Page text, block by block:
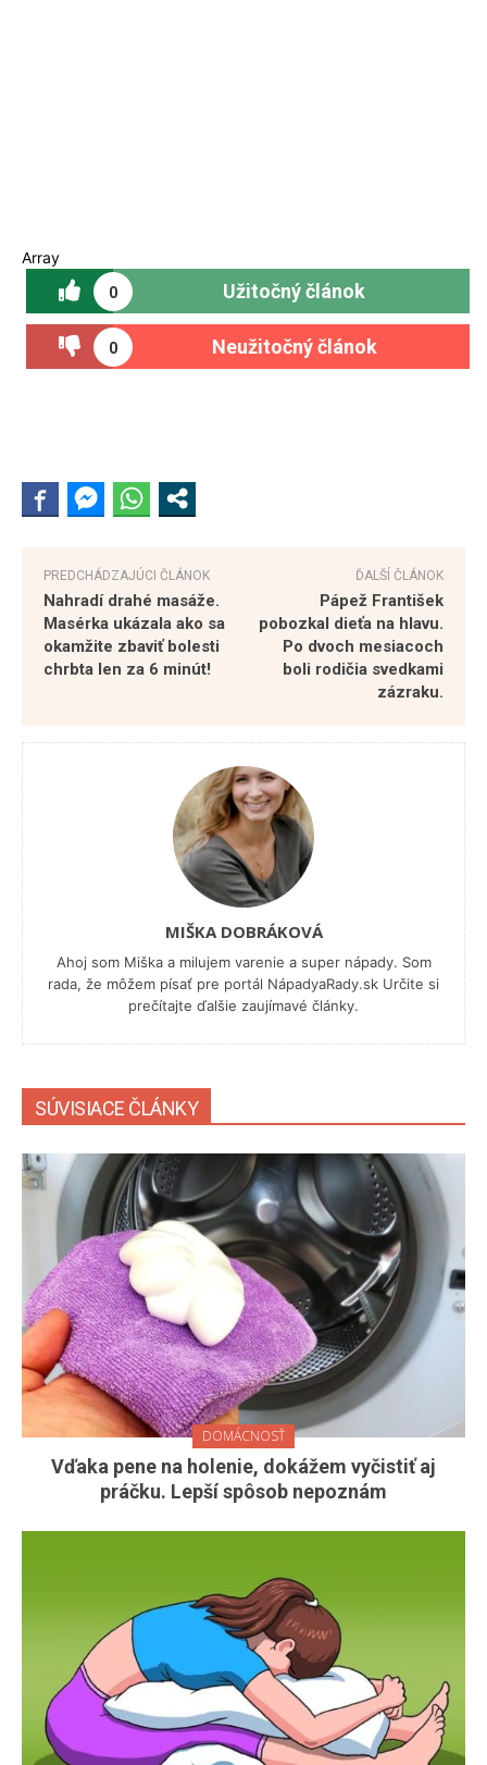
Array
0 Užitočný článok
0 Neužitočný článok
PREDCHÁDZAJÚCI ČLÁNOK
Nahradí drahé masáže.
Masérka ukázala ako sa
okamžite zbaviť bolesti
chrbta len za 6 minút!
ĎALŠÍ ČLÁNOK
Pápež František
pobozkal dieťa na hlavu.
Po dvoch mesiacoch
boli rodičia svedkami
zázraku.
MIŠKA DOBRÁKOVÁ
Ahoj som Miška a milujem varenie a super nápady. Som
rada, že môžem písať pre portál NápadyaRady.sk Určite si
prečítajte ďalšie zaujímavé články.
SÚVISIACE ČLÁNKY
DOMÁCNOSŤ
Vďaka pene na holenie, dokážem vyčistiť aj
práčku. Lepší spôsob nepoznám